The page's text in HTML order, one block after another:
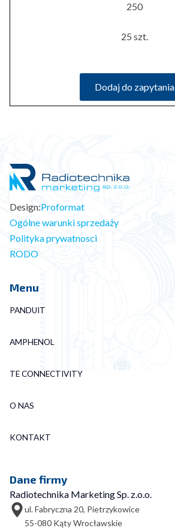
250
25 szt.
Dodaj do zapytania
Design:Proformat
Ogólne warunki sprzedaży
Polityka prywatnosci
RODO
Menu
PANDUIT
AMPHENOL
TE CONNECTIVITY
O NAS
KONTAKT
Dane firmy
Radiotechnika Marketing Sp. z.o.o.
ul. Fabryczna 20, Pietrzykowice
55-080 Kąty Wrocławskie